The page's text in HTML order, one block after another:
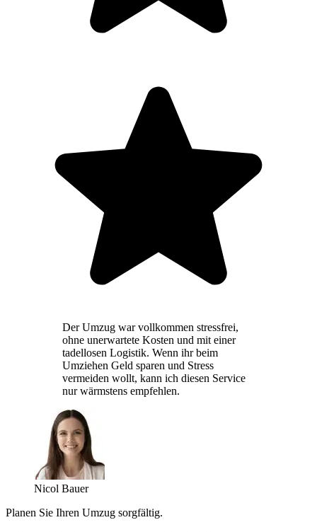
Der Umzug war vollkommen stressfrei,
ohne unerwartete Kosten und mit einer
tadellosen Logistik. Wenn ihr beim
Umziehen Geld sparen und Stress
vermeiden wollt, kann ich diesen Service
nur wärmstens empfehlen.
Nicol Bauer
Planen Sie Ihren Umzug sorgfältig.